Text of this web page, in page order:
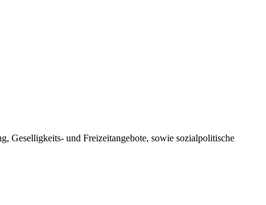
Geselligkeits- und Freizeitangebote, sowie sozialpolitische